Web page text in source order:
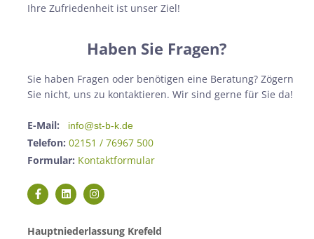
Ihre Zufriedenheit ist unser Ziel!
Haben Sie Fragen?
Sie haben Fragen oder benötigen eine Beratung? Zögern
Sie nicht, uns zu kontaktieren. Wir sind gerne für Sie da!
E-Mail: info@st-b-k.de
Telefon: 02151 / 76967 500
Formular: Kontaktformular
Hauptniederlassung Krefeld